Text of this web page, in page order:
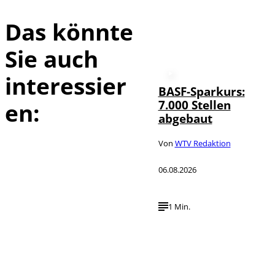
Das könnte
Sie auch
interessier
en:
BASF-Sparkurs:
7.000 Stellen
abgebaut
Von WTV Redaktion
06.08.2026
1 Min.